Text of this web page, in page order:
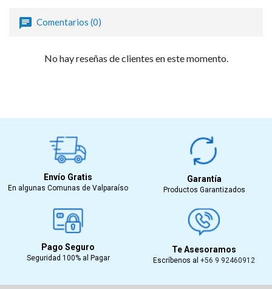
Comentarios (0)
No hay reseñas de clientes en este momento.
Envío Gratis
En algunas Comunas de Valparaíso
Garantía
Productos Garantizados
Pago Seguro
Seguridad 100% al Pagar
Te Asesoramos
Escríbenos al +56 9 92460912